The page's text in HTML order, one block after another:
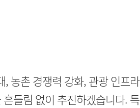
농촌 경쟁력 강화, 관광 인프라
들림 없이 추진하겠습니다. 특